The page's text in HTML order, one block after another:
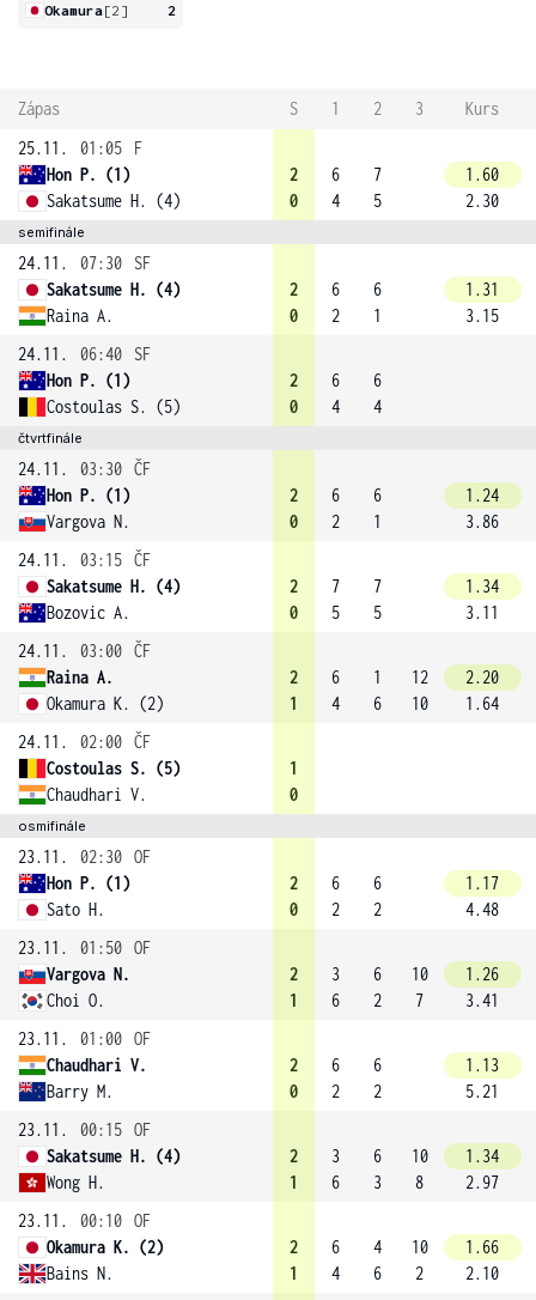
Okamura[2] 2
Zápas S 1 2 3
Kurs
25.11.
01:05
F
Hon P. (1)
Sakatsume H. (4)
2
0
6
4
7
5
1.60
2.30
semifinále
24.11. 07:30
SF
Sakatsume H. (4)
Raina A.
2
0
6
2
6
1
1.31
3.15
24.11.
06:40
SF
Hon P. (1)
Costoulas S. (5)
2
0
6
4
6
4
čtvrtfinále
24.11. 03:30 ČF
Hon P. (1)
Vargova N.
2
0
6
2
6
1
1.24
3.86
24.11.
03:15 ČF
Sakatsume H. (4)
Bozovic A.
2
0
7
5
7
5
1.34
3.11
24.11.
03:00 ČF
Raina A.
Okamura K. (2)
2
1
6
4
1
6
12
10
2.20
1.64
24.11.
02:00 ČF
Costoulas S. (5)
Chaudhari V.
1
0
osmifinále
23.11. 02:30 OF
Hon P. (1)
Sato H.
2
0
6
2
6
2
1.17
4.48
23.11.
01:50 OF
Vargova N.
Choi O.
2
1
3
6
6
2
10
7
1.26
3.41
23.11.
01:00 OF
Chaudhari V.
Barry M.
2
0
6
2
6
2
1.13
5.21
23.11.
00:15 OF
Sakatsume H. (4)
Wong H.
2
1
3
6
6
3
10
8
1.34
2.97
23.11.
00:10 OF
Okamura K. (2)
Bains N.
2
1
6
4
4
6
10
2
1.66
2.10